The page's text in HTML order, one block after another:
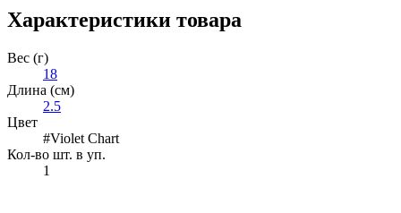
Характеристики товара
Вес (г)
18
Длина (см)
2.5
Цвет
#Violet Chart
Кол-во шт. в уп.
1